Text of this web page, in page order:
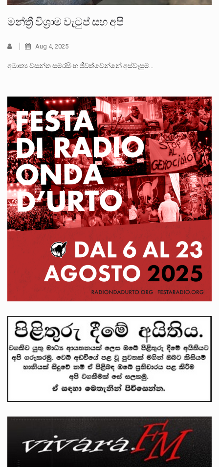
මන්ත්‍රී විශ්‍රාම වැටුප් සහ අපි
Aug 4, 2025
අමාත්‍ය වසන්ත සමරසිංහ ජීවත්වෙන්නේ අස්වැසුම…